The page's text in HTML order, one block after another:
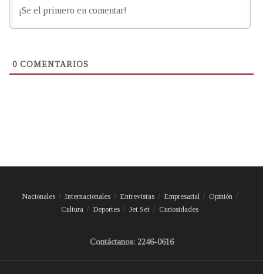
0 COMENTARIOS
Nacionales Internacionales Entrevistas Empresarial
Opinión
Cultura
Deportes Jet Set Curiosidades
Contáctanos: 2246-0616